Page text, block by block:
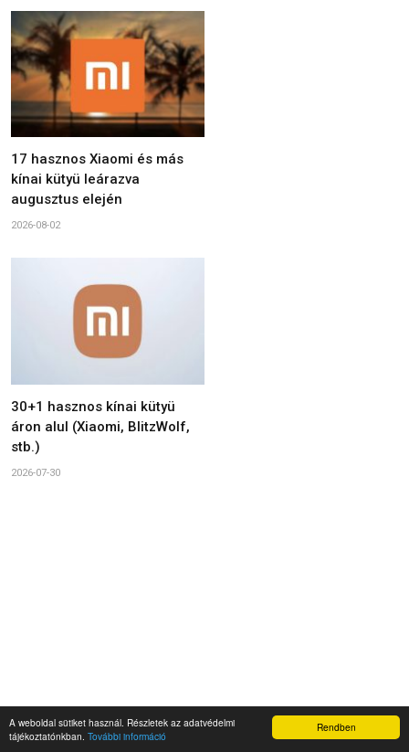
Rendben
A weboldal sütiket használ. Részletek az adatvédelmi
tájékoztatónkban. További információ
17 hasznos Xiaomi és más
kínai kütyü leárazva
augusztus elején
2026-08-02
30+1 hasznos kínai kütyü
áron alul (Xiaomi, BlitzWolf,
stb.)
2026-07-30